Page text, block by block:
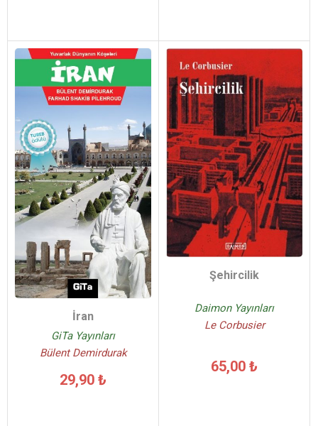
İran
GiTa Yayınları
Bülent Demirdurak
29,90 ₺
Şehircilik
Daimon Yayınları
Le Corbusier
65,00 ₺